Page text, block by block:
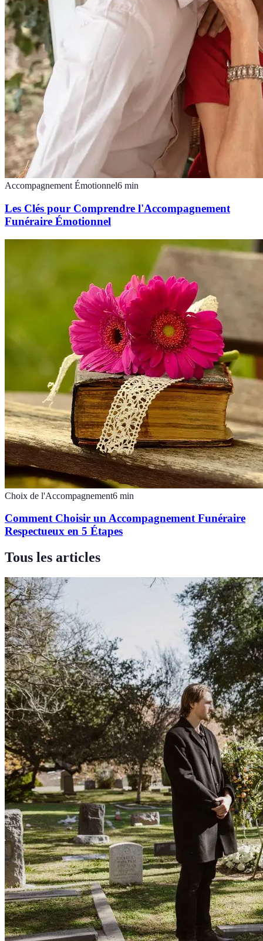
Accompagnement Émotionnel6 min
Les Clés pour Comprendre l'Accompagnement
Funéraire Émotionnel
Choix de l'Accompagnement6 min
Comment Choisir un Accompagnement Funéraire
Respectueux en 5 Étapes
Tous les articles